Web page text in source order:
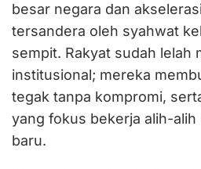
besar negara dan
tersandera oleh syahwat
sempit. Rakyat sudah lelah
institusional; mereka
tegak tanpa kompromi,
yang fokus bekerja alih-
baru.